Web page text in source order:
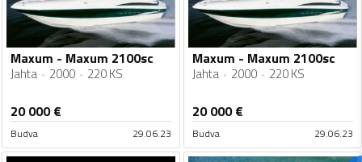
Maxum - Maxum 2100sc
Jahta 2000 220 KS
20 000€
Budva 29.06.23
Maxum - Maxum 2100sc
Jahta 2000 220 KS
20 000€
Budva 29.06.23